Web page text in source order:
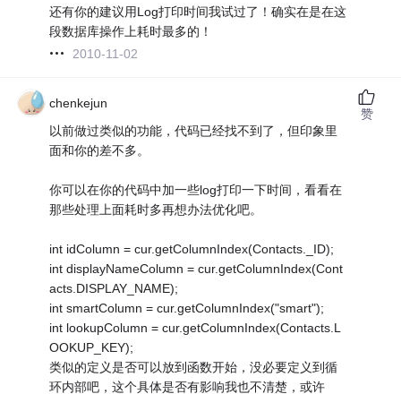
还有你的建议用Log打印时间我试过了！确实在是在这
段数据库操作上耗时最多的！
2010-11-02
chenkejun
以前做过类似的功能，代码已经找不到了，但印象里
面和你的差不多。
你可以在你的代码中加一些log打印一下时间，看看在
那些处理上面耗时多再想办法优化吧。
int idColumn = cur.getColumnIndex(Contacts._ID);
int displayNameColumn = cur.getColumnIndex(Cont
acts.DISPLAY_NAME);
int smartColumn = cur.getColumnIndex("smart");
int lookupColumn = cur.getColumnIndex(Contacts.L
OOKUP_KEY);
类似的定义是否可以放到函数开始，没必要定义到循
环内部吧，这个具体是否有影响我也不清楚，或许
赞